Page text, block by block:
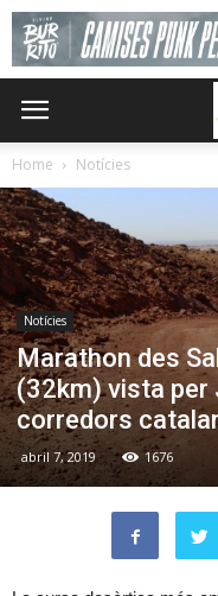
Home Notícies
Notícies
Marathon des
(32km) vista per
corredors
abril 7, 2019 1676